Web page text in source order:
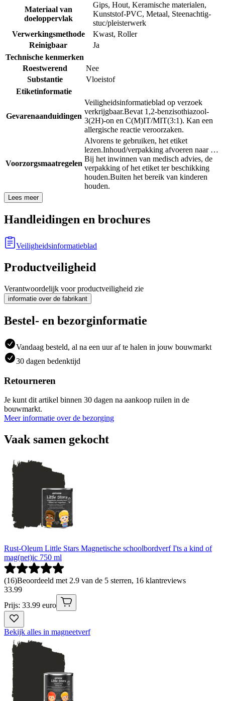
Materiaal van
doeloppervlak
Gips, Hout, Keramische materialen,
Kunststof-PVC, Metaal, Steenachtig-
stuc/pleisterwerk
Verwerkingsmethode
Kwast, Roller
Reinigbaar
Ja
Technische kenmerken
Roestwerend
Nee
Substantie
Vloeistof
Etiketinformatie
Gevarenaanduidingen
Veiligheidsinformatieblad op verzoek
verkrijgbaar.Bevat 1,2-benzisothiazool-
3(2H)-on en C(M)IT/MIT(3:1). Kan een
allergische reactie veroorzaken.
Voorzorgsmaatregelen
Alvorens te gebruiken, het etiket
lezen.Inhoud/verpakking afvoeren naar …
Bij het inwinnen van medisch advies, de
verpakking of het etiket ter beschikking
houden.Buiten het bereik van kinderen
houden.
Lees meer
Handleidingen en brochures
Veiligheidsinformatieblad
Productveiligheid
Verantwoordelijk voor productveiligheid zie
informatie over de fabrikant
Bestel- en bezorginformatie
Vandaag besteld, al na een uur af te halen in jouw bouwmarkt
30 dagen bedenktijd
Retourneren
Je kunt dit artikel binnen 30 dagen na aankoop ruilen in de
bouwmarkt.
Meer informatie over de bezorging
Vaak samen gekocht
Rust-Oleum Little Stars Magnetische schoolbordverf I'ts a kind of
mag(net)ic 750 ml
(16)Beoordeeld met 2.9 van de 5 sterren, 16 klantreviews
33.99
Prijs: 33.99 euro
Bekijk alles in magneetverf